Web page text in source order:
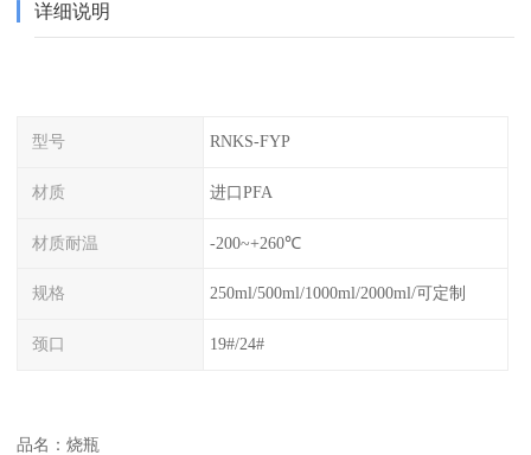
详细说明
型号 RNKS-FYP
材质 进口PFA
材质耐温 -200~+260℃
规格 250ml/500ml/1000ml/2000ml/可定制
颈口 19#/24#
品名：烧瓶